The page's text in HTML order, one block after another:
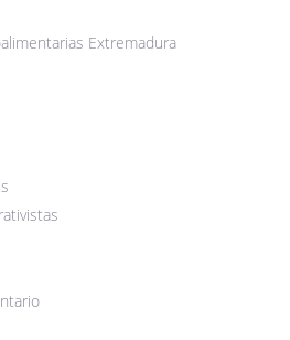
Extremadura